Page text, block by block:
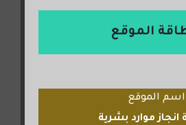
الموقع
اسم الموقع
موارد بشرية